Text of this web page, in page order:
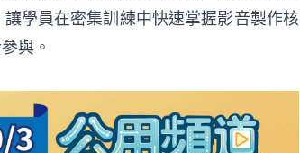
學員在密集訓練中快速掌握影音製作核
與。